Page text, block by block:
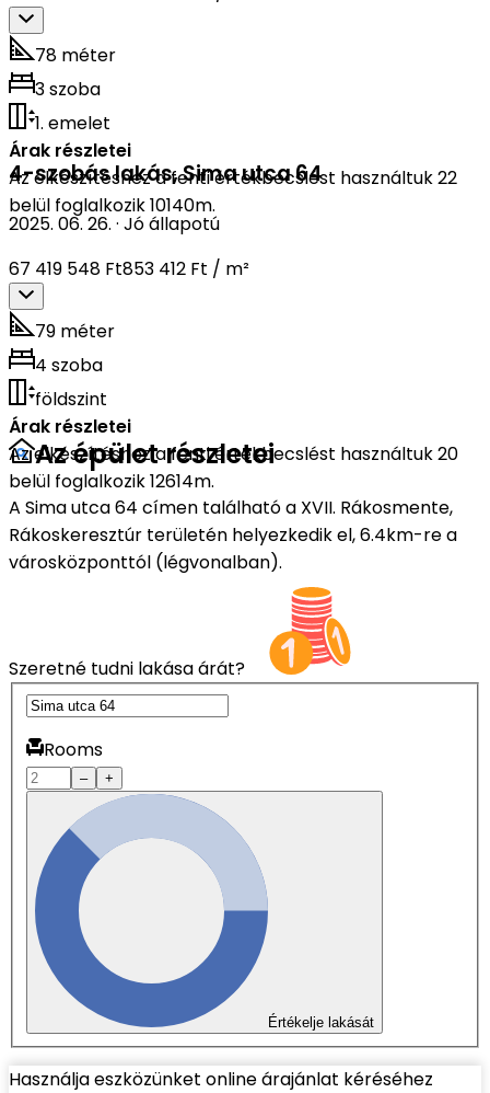
78 méter
3 szoba
1. emelet
Árak részletei
Az elkészítéshez a fenti értékbecslést használtuk 22
belül foglalkozik 10140m.
4-szobás lakás,Sima utca 64
2025. 06. 26. · Jó állapotú
67 419 548 Ft853 412 Ft / m²
79 méter
4 szoba
földszint
Árak részletei
Az elkészítéshez a fenti értékbecslést használtuk 20
belül foglalkozik 12614m.
Az épület részletei
A Sima utca 64 címen található a XVII. Rákosmente,
Rákoskeresztúr területén helyezkedik el, 6.4km-re a
városközponttól (légvonalban).
Szeretné tudni lakása árát?
Rooms
– +
Értékelje lakását
Használja eszközünket online árajánlat kéréséhez